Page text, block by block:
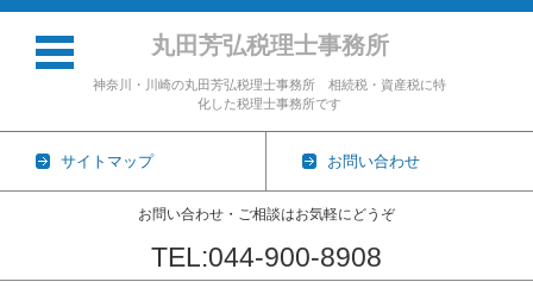
丸田芳弘税理士事務所
神奈川・川崎の丸田芳弘税理士事務所 相続税・資産税に特
化した税理士事務所です
サイトマップ お問い合わせ
お問い合わせ・ご相談はお気軽にどうぞ
TEL:044-900-8908
コンテンツに移動